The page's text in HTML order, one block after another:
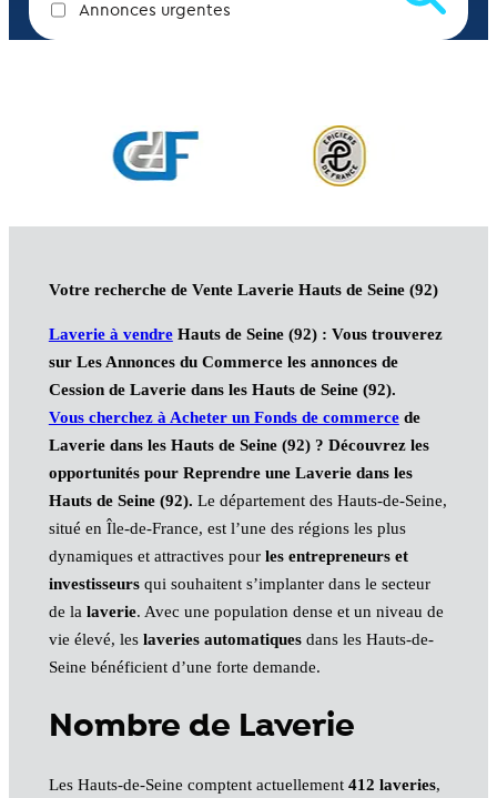
Annonces urgentes
Votre recherche de Vente Laverie Hauts de Seine (92)
Laverie à vendreHauts de Seine (92) : Vous trouverez
sur Les Annonces du Commerce les annonces de
Cession de Laveriedans les Hauts de Seine (92).
Vous cherchez à Acheter un Fonds de commercede
Laverie dans les Hauts de Seine (92) ? Découvrez les
opportunités pour Reprendre une Laverie dans les
Hauts de Seine (92). Le département des Hauts-de-Seine,
situé en Île-de-France, est l’une des régions les plus
dynamiques et attractives pour les entrepreneurs et
investisseursqui souhaitent s’implanter dans le secteur
de la laverie. Avec une population dense et un niveau de
vie élevé, les laveries automatiquesdans les Hauts-de-
Seine bénéficient d’une forte demande.
Nombre de Laverie
Les Hauts-de-Seine comptent actuellement 412 laveries,